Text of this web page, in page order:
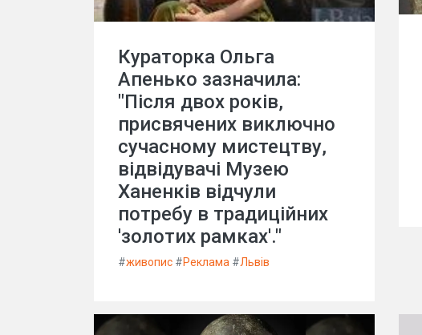
Кураторка Ольга
Апенько зазначила:
"Після двох років,
присвячених виключно
сучасному мистецтву,
відвідувачі Музею
Ханенків відчули
потребу в традиційних
'золотих рамках'."
#живопис #Реклама #Львів